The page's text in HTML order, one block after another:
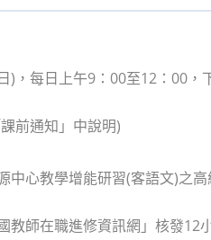
，每日上午9：00至12：00
前通知」中說明)
心教學增能研習(客語文)之
師在職進修資訊網」核發12